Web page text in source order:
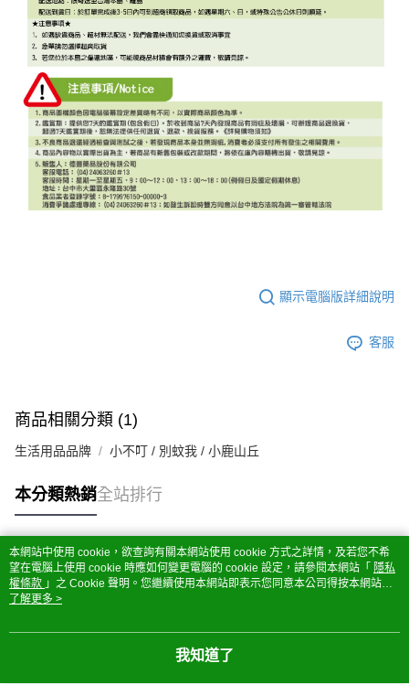
顯示電腦版詳細說明
客服
商品相關分類 (1)
生活用品品牌 小不叮 / 別蚊我 / 小鹿山丘
本分類熱銷全站排行
熱門標籤
本網站中使用 cookie，欲查詢有關本網站使用 cookie 方式之詳情，及若您不希
望在電腦上使用 cookie 時應如何變更電腦的 cookie 設定，請參閱本網站「 隱私
權條款 」之 Cookie 聲明。您繼續使用本網站即表示您同意本公司得按本網站使
用條款之 Cookie 聲明使用 cookie。
了解更多 >
我知道了